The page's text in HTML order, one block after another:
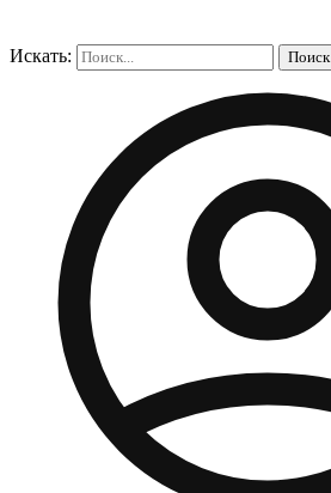
Искать: Поиск